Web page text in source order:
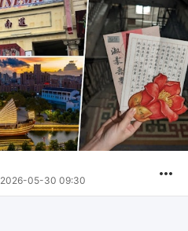
2026-05-30 09:30